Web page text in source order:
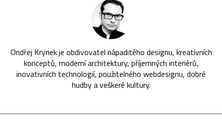
Ondřej Krynek je obdivovatel nápaditého designu, kreativních
konceptů, moderní architektury, příjemných interiérů,
inovativních technologií, použitelného webdesignu, dobré
hudby a veškeré kultury.